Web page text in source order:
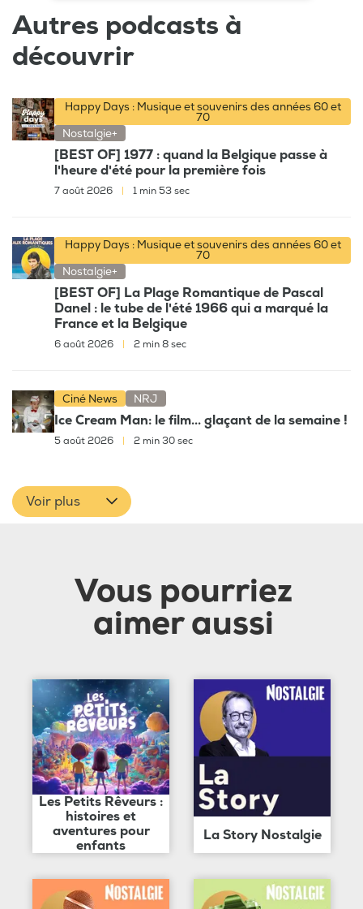
Autres podcasts à
découvrir
Happy Days : Musique et souvenirs des années 60 et
70
Nostalgie+
[BEST OF] 1977 : quand la Belgique passe à
l'heure d'été pour la première fois
7 août 2026 1 min 53 sec
Happy Days : Musique et souvenirs des années 60 et
70
Nostalgie+
[BEST OF] La Plage Romantique de Pascal
Danel : le tube de l'été 1966 qui a marqué la
France et la Belgique
6 août 2026 2 min 8 sec
Ciné News NRJ
Ice Cream Man: le film... glaçant de la semaine !
5 août 2026 2 min 30 sec
Voir plus
Vous pourriez
aimer aussi
Les Petits Rêveurs :
histoires et
aventures pour
enfants
La Story Nostalgie